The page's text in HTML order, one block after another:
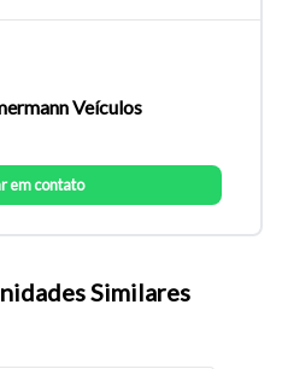
Veículos
em contato
Similares